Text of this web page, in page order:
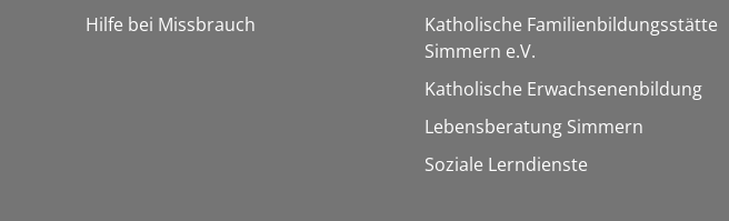
Hilfe bei Missbrauch
Katholische Familienbildungsstätte
Simmern e.V.
Katholische Erwachsenenbildung
Lebensberatung Simmern
Soziale Lerndienste